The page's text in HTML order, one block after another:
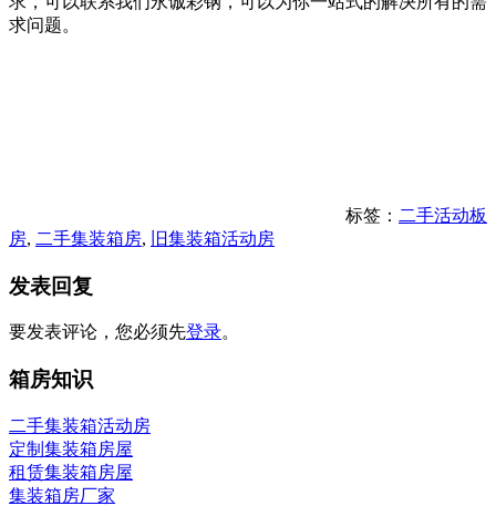
求问题。
标签： 二手活动板
房, 二手集装箱房, 旧集装箱活动房
发表回复
要发表评论，您必须先登录。
箱房知识
二手集装箱活动房
定制集装箱房屋
租赁集装箱房屋
集装箱房厂家